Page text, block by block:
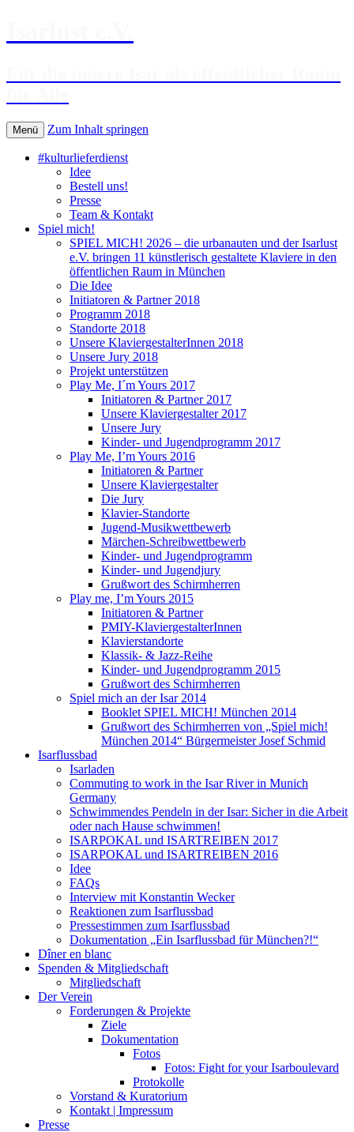
Menü Zum Inhalt springen
#kulturlieferdienst
Idee
Bestell uns!
Presse
Team & Kontakt
Spiel mich!
SPIEL MICH! 2026 – die urbanauten und der Isarlust
e.V. bringen 11 künstlerisch gestaltete Klaviere in den
öffentlichen Raum in München
Die Idee
Initiatoren & Partner 2018
Programm 2018
Standorte 2018
Unsere KlaviergestalterInnen 2018
Unsere Jury 2018
Projekt unterstützen
Play Me, I´m Yours 2017
Initiatoren & Partner 2017
Unsere Klaviergestalter 2017
Unsere Jury
Kinder- und Jugendprogramm 2017
Play Me, I’m Yours 2016
Initiatoren & Partner
Unsere Klaviergestalter
Die Jury
Klavier-Standorte
Jugend-Musikwettbewerb
Märchen-Schreibwettbewerb
Kinder- und Jugendprogramm
Kinder- und Jugendjury
Grußwort des Schirmherren
Play me, I’m Yours 2015
Initiatoren & Partner
PMIY-KlaviergestalterInnen
Klavierstandorte
Klassik- & Jazz-Reihe
Kinder- und Jugendprogramm 2015
Grußwort des Schirmherren
Spiel mich an der Isar 2014
Booklet SPIEL MICH! München 2014
Grußwort des Schirmherren von „Spiel mich!
München 2014“ Bürgermeister Josef Schmid
Isarflussbad
Isarladen
Commuting to work in the Isar River in Munich
Germany
Schwimmendes Pendeln in der Isar: Sicher in die Arbeit
oder nach Hause schwimmen!
ISARPOKAL und ISARTREIBEN 2017
ISARPOKAL und ISARTREIBEN 2016
Idee
FAQs
Interview mit Konstantin Wecker
Reaktionen zum Isarflussbad
Pressestimmen zum Isarflussbad
Dokumentation „Ein Isarflussbad für München?!“
Dîner en blanc
Spenden & Mitgliedschaft
Mitgliedschaft
Der Verein
Forderungen & Projekte
Ziele
Dokumentation
Fotos
Fotos: Fight for your Isarboulevard
Protokolle
Vorstand & Kuratorium
Kontakt | Impressum
Presse